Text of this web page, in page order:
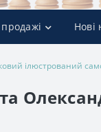
Нові
ілюстрований